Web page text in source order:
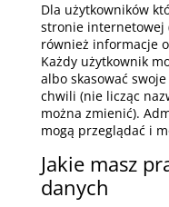
Dla użytkowników
stronie internetowej
również informacje
Każdy użytkownik
albo skasować
chwili (nie licząc
można zmienić).
mogą przeglądać i
Jakie masz
danych